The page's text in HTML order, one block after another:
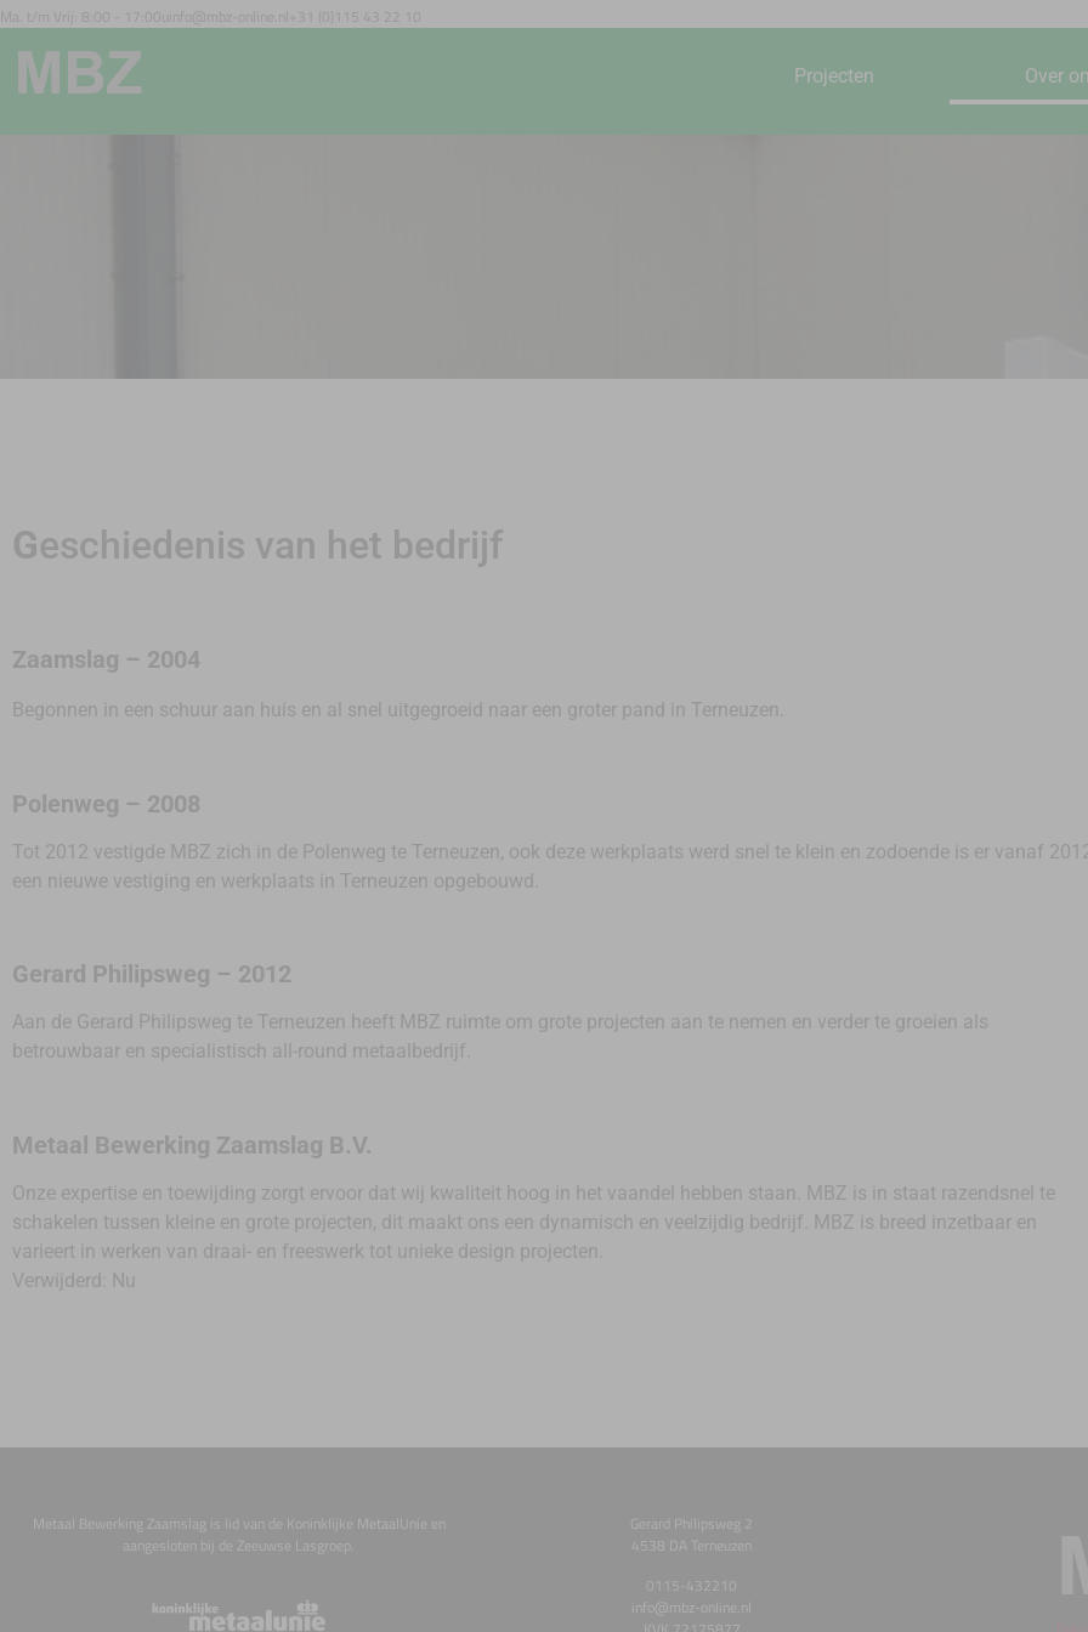
Ma. t/m Vrij: 8:00 - 17:00u info@mbz-online.nl +31 (0)115 43 22 10
Projecten Over
Geschiedenis van het bedrijf
Zaamslag – 2004
Begonnen in een schuur aan huis en al snel uitgegroeid naar een groter pand in Terneuzen.
Polenweg – 2008
Tot 2012 vestigde MBZ zich in de Polenweg te Terneuzen, ook deze werkplaats werd snel te klein en zodoende is er vanaf
een nieuwe vestiging en werkplaats in Terneuzen opgebouwd.
Gerard Philipsweg – 2012
Aan de Gerard Philipsweg te Terneuzen heeft MBZ ruimte om grote projecten aan te nemen en verder te groeien als
betrouwbaar en specialistisch all-round metaalbedrijf.
Metaal Bewerking Zaamslag B.V.
Onze expertise en toewijding zorgt ervoor dat wij kwaliteit hoog in het vaandel hebben staan. MBZ is in staat razendsnel te
schakelen tussen kleine en grote projecten, dit maakt ons een dynamisch en veelzijdig bedrijf. MBZ is breed inzetbaar en
varieert in werken van draai- en freeswerk tot unieke design projecten.
Verwijderd: Nu
Metaal Bewerking Zaamslag is lid van de Koninklijke MetaalUnie en
aangesloten bij de Zeeuwse Lasgroep.
Gerard Philipsweg 2
4538 DA Terneuzen
0115-432210
info@mbz-online.nl